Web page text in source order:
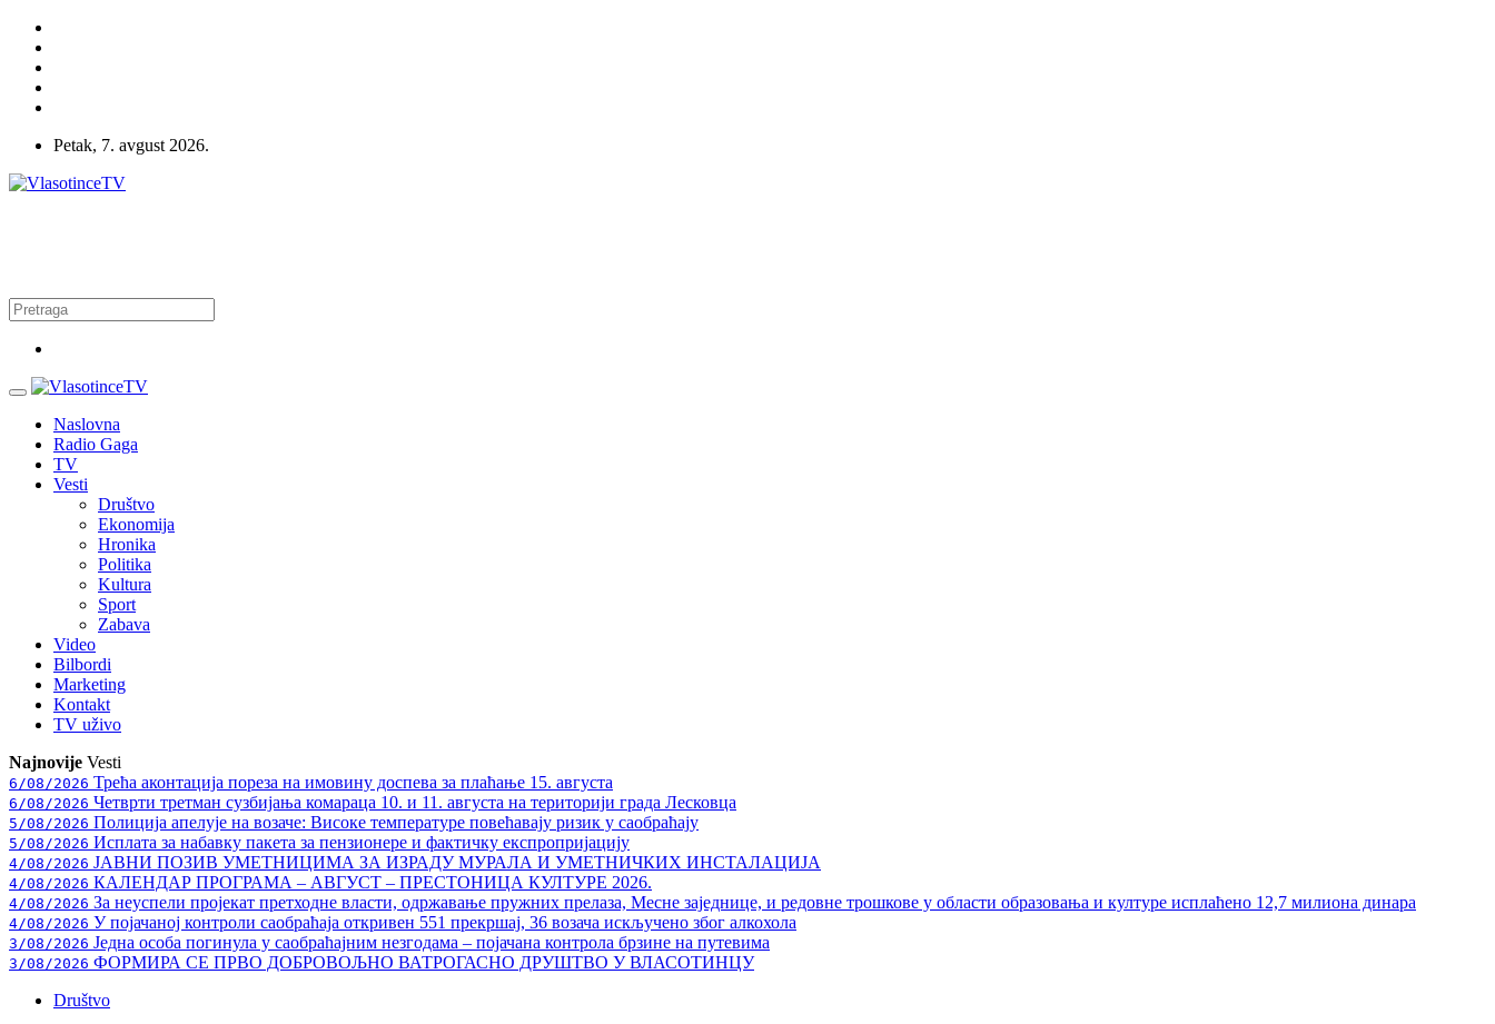
Petak, 7. avgust 2026.
Naslovna
Radio Gaga
TV
Vesti
Društvo
Ekonomija
Hronika
Politika
Kultura
Sport
Zabava
Video
Bilbordi
Marketing
Kontakt
TV uživo
Najnovije Vesti
6/08/2026 Трећа аконтација пореза на имовину доспева за плаћање 15. августа
6/08/2026 Четврти третман сузбијања комараца 10. и 11. августа на територији града Лесковца
5/08/2026 Полиција апелује на возаче: Високе температуре повећавају ризик у саобраћају
5/08/2026 Исплата за набавку пакета за пензионере и фактичку експропријацију
4/08/2026 ЈАВНИ ПОЗИВ УМЕТНИЦИМА ЗА ИЗРАДУ МУРАЛА И УМЕТНИЧКИХ ИНСТАЛАЦИЈА
4/08/2026 КАЛЕНДАР ПРОГРАМА – АВГУСТ – ПРЕСТОНИЦА КУЛТУРЕ 2026.
4/08/2026 За неуспели пројекат претходне власти, одржавање пружних прелаза, Месне заједнице, и редовне трошкове у области образовања и културе исплаћено 12,7 милиона динара
4/08/2026 У појачаној контроли саобраћаја откривен 551 прекршај, 36 возача искључено због алкохола
3/08/2026 Једна особа погинула у саобраћајним незгодама – појачана контрола брзине на путевима
3/08/2026 ФОРМИРА СЕ ПРВО ДОБРОВОЉНО ВАТРОГАСНО ДРУШТВО У ВЛАСОТИНЦУ
Društvo